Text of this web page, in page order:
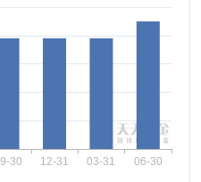
30 12-31 03-31 06-30